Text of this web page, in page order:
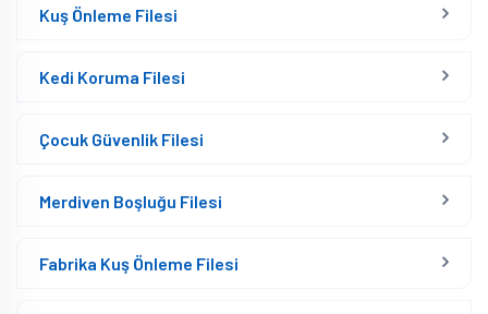
Kuş Önleme Filesi
Kedi Koruma Filesi
Çocuk Güvenlik Filesi
Merdiven Boşluğu Filesi
Fabrika Kuş Önleme Filesi